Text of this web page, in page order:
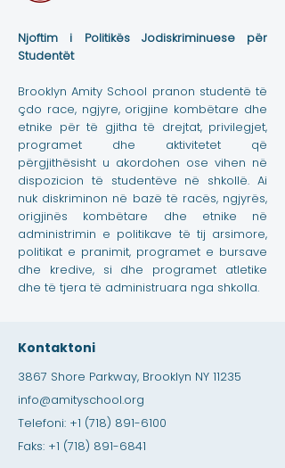
Njoftim i Politikës Jodiskriminuese për
Studentët
Brooklyn Amity School pranon studentë të
çdo race, ngjyre, origjine kombëtare dhe
etnike për të gjitha të drejtat, privilegjet,
programet dhe aktivitetet që
përgjithësisht u akordohen ose vihen në
dispozicion të studentëve në shkollë. Ai
nuk diskriminon në bazë të racës, ngjyrës,
origjinës kombëtare dhe etnike në
administrimin e politikave të tij arsimore,
politikat e pranimit, programet e bursave
dhe kredive, si dhe programet atletike
dhe të tjera të administruara nga shkolla.
Kontaktoni
3867 Shore Parkway, Brooklyn NY 11235
info@amityschool.org
Telefoni: +1 (718) 891-6100
Faks: +1 (718) 891-6841